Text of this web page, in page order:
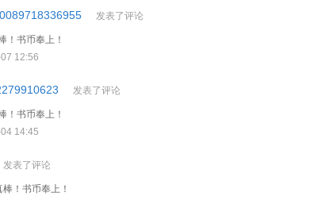
发表了评论
！书币奉上！
12:56
发表了评论
！书币奉上！
14:45
发表了评论
！书币奉上！